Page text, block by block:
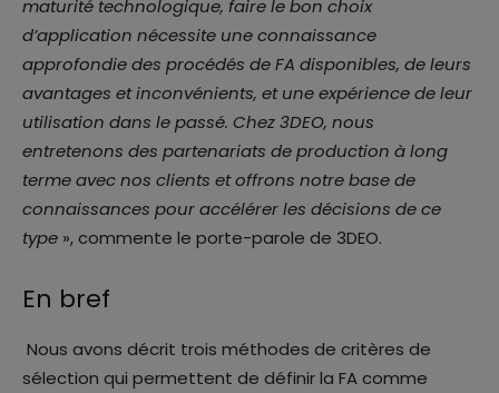
maturité technologique, faire le bon choix
d’application nécessite une connaissance
approfondie des procédés de FA disponibles, de leurs
avantages et inconvénients, et une expérience de leur
utilisation dans le passé. Chez 3DEO, nous
entretenons des partenariats de production à long
terme avec nos clients et offrons notre base de
connaissances pour accélérer les décisions de ce
type », commente le porte-parole de 3DEO.
En bref
Nous avons décrit trois méthodes de critères de
sélection qui permettent de définir la FA comme